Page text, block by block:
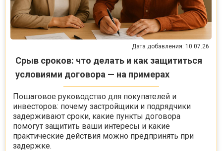
Дата добавления: 10.07.26
Срыв сроков: что делать и как защититься
условиями договора — на примерах
Пошаговое руководство для покупателей и
инвесторов: почему застройщики и подрядчики
задерживают сроки, какие пункты договора
помогут защитить ваши интересы и какие
практические действия можно предпринять при
задержке.